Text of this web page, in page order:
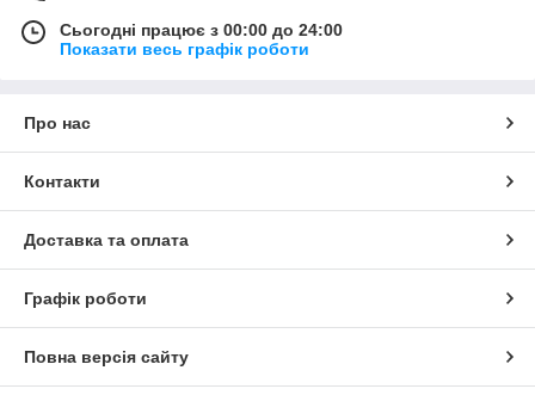
Сьогодні працює з 00:00 до 24:00
Показати весь графік роботи
Про нас
Контакти
Доставка та оплата
Графік роботи
Повна версія сайту